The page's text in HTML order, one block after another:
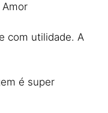
com utilidade. A
é super